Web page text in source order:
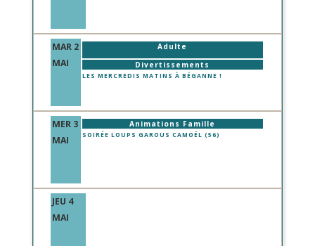
MAR 2
MAI
Adulte
Divertissements
LES MERCREDIS MATINS À BÉGANNE !
MER 3
MAI
Animations Famille
SOIRÉE LOUPS GAROUS CAMOËL (56)
JEU 4
MAI